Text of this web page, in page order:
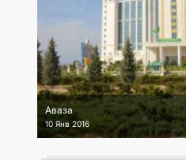
Аваза
10 Янв 2016